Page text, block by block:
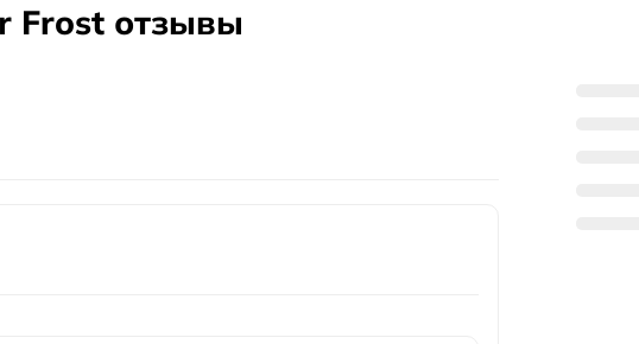
чтобы попробовать до полного флакона
упаковки, обычно выгоднее
Frost отзывы